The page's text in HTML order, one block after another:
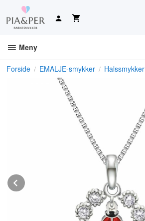
innholdet
Meny
Forside EMALJE-smykker Halssmykker
Prev